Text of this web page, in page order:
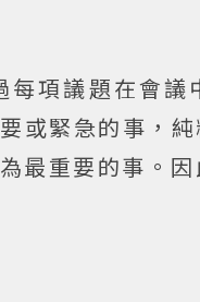
項議題在會議
或緊急的事，
最重要的事。因